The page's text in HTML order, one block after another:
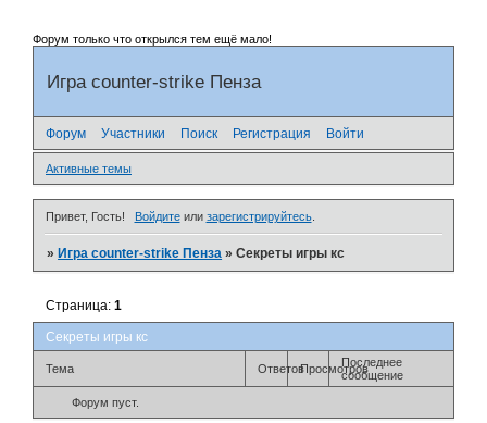
Форум только что открылся тем ещё мало!
Игра counter-strike Пенза
Форум Участники Поиск Регистрация Войти
Активные темы
Привет, Гость! Войдитеили зарегистрируйтесь.
»Игра counter-strike Пенза »Секреты игры кс
Секреты игры кс
Страница:1
Тема ОтветовПросмотровПоследнее
сообщение
Форум пуст.